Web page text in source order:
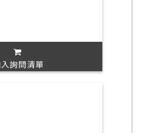
詢問清單